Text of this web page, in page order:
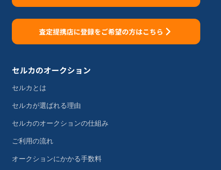
査定提携店に登録をご希望の方はこちら
セルカのオークション
セルカとは
セルカが選ばれる理由
セルカのオークションの仕組み
ご利用の流れ
オークションにかかる手数料